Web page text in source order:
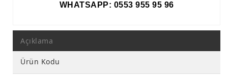
WHATSAPP: 0553 955 95 96
Açıklama
Ürün Kodu